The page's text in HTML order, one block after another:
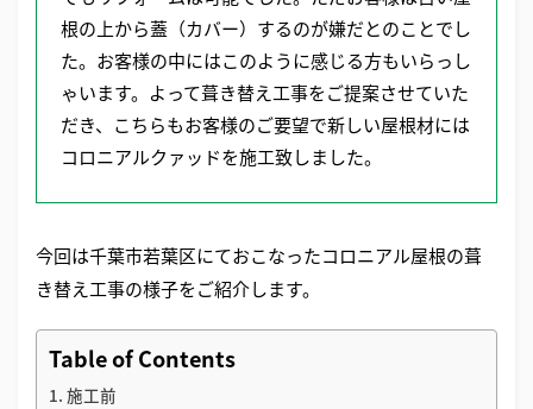
根の上から蓋（カバー）するのが嫌だとのことでし
た。お客様の中にはこのように感じる方もいらっし
ゃいます。よって葺き替え工事をご提案させていた
だき、こちらもお客様のご要望で新しい屋根材には
コロニアルクァッドを施工致しました。
今回は千葉市若葉区にておこなったコロニアル屋根の葺
き替え工事の様子をご紹介します。
Table of Contents
施工前